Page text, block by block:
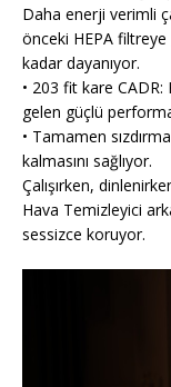
Daha enerji verimli
önceki HEPA
kadar dayanıyor.
• 203 fit kare
gelen güçlü
• Tamamen
kalmasını sağlıyor.
Çalışırken,
Hava Temizleyici
sessizce koruyor.